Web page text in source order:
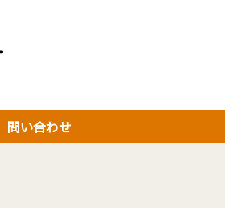
問い合わせ